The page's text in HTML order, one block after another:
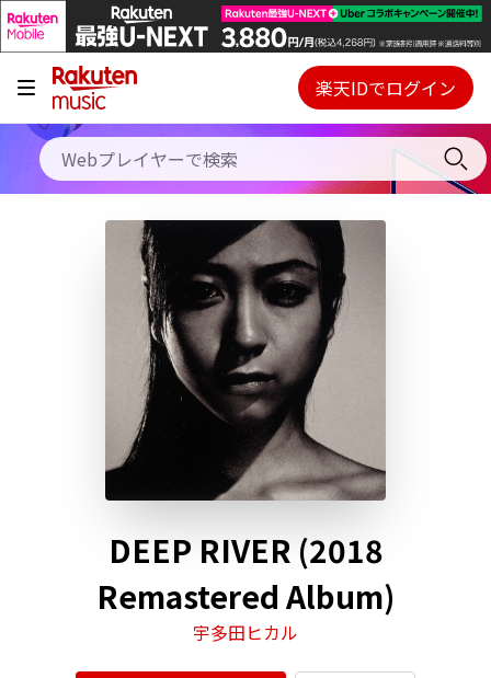
キャンペーン
料金プラン
使い方
初回30日間無料お試し
Webプレイヤー
ご契約内容の確認・変更
楽天IDでログイン
DEEP RIVER (2018
Remastered Album)
宇多田ヒカル